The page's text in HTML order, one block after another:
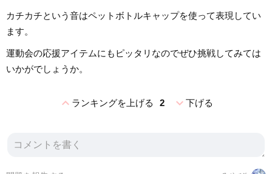
カチカチという音はペットボトルキャップを使って表現してい
ます。
運動会の応援アイテムにもピッタリなのでぜひ挑戦してみては
いかがでしょうか。
expand_lessランキングを上げる 2 expand_more下げる